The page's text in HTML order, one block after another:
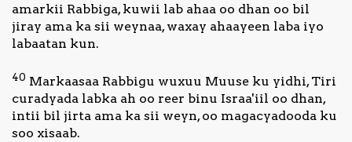
amarkii Rabbiga, kuwii lab ahaa oo dhan oo bil
jiray ama ka sii weynaa, waxay ahaayeen laba iyo
labaatan kun.
40 Markaasaa Rabbigu wuxuu Muuse ku yidhi, Tiri
curadyada labka ah oo reer binu Israa'iil oo dhan,
intii bil jirta ama ka sii weyn, oo magacyadooda ku
soo xisaab.